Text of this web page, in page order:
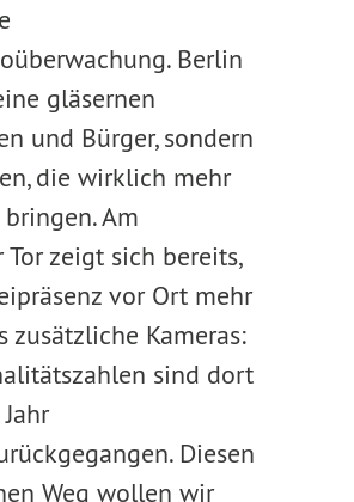
Berlin
gläsernen
und Bürger, sondern
die wirklich mehr
Am
Tor zeigt sich bereits,
vor Ort mehr
zusätzliche Kameras:
sind dort
Diesen
Weg wollen wir